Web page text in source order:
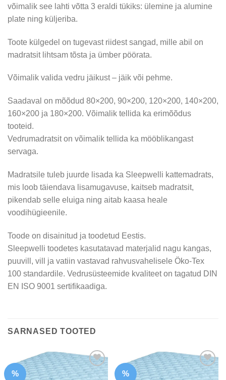
võimalik see lahti võtta 3 eraldi tükiks: ülemine ja alumine
plate ning küljeriba.
Toote külgedel on tugevast riidest sangad, mille abil on
madratsit lihtsam tõsta ja ümber pöörata.
Võimalik valida vedru jäikust – jäik või pehme.
Saadaval on mõõdud 80×200, 90×200, 120×200, 140×200,
160×200 ja 180×200. Võimalik tellida ka erimõõdus
tooteid.
Vedrumadratsit on võimalik tellida ka mööblikangast
servaga.
Madratsile tuleb juurde lisada ka Sleepwelli kattemadrats,
mis loob täiendava lisamugavuse, kaitseb madratsit,
pikendab selle eluiga ning aitab kaasa heale
voodihügieenile.
Toode on disainitud ja toodetud Eestis.
Sleepwelli toodetes kasutatavad materjalid nagu kangas,
puuvill, vill ja vatiin vastavad rahvusvahelisele Öko-Tex
100 standardile. Vedrusüsteemide kvaliteet on tagatud DIN
EN ISO 9001 sertifikaadiga.
SARNASED TOOTED
% %